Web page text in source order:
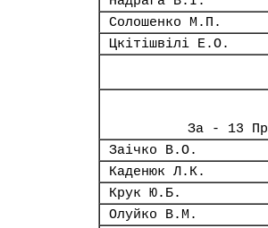
Солошенко М.П.
Цкітішвілі Е.О.
За - 13
Заічко В.О.
Каденюк Л.К.
Крук Ю.Б.
Олуйко В.М.